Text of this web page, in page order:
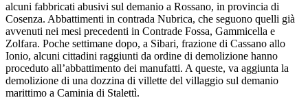
alcuni fabbricati abusivi sul demanio a Rossano, in provincia di
Cosenza. Abbattimenti in contrada Nubrica, che seguono quelli già
avvenuti nei mesi precedenti in Contrade Fossa, Gammicella e
Zolfara. Poche settimane dopo, a Sibari, frazione di Cassano allo
Ionio, alcuni cittadini raggiunti da ordine di demolizione hanno
proceduto all’abbattimento dei manufatti. A queste, va aggiunta la
demolizione di una dozzina di villette del villaggio sul demanio
marittimo a Caminia di Stalettì.